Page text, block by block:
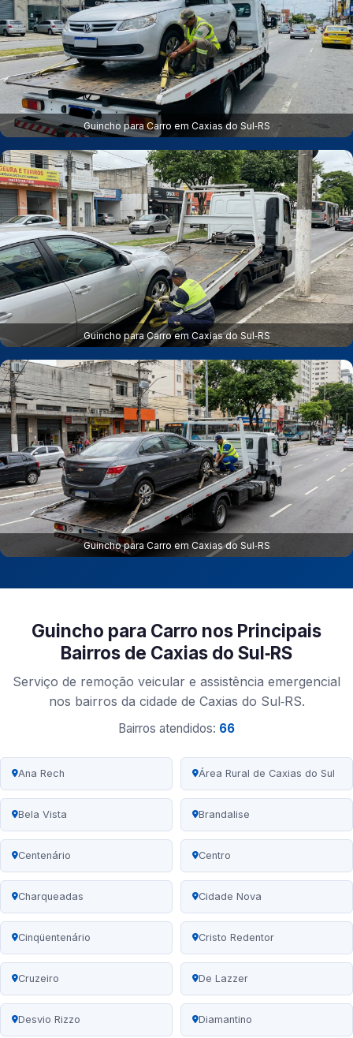
Guincho para Carro em Caxias do Sul‑RS
Guincho para Carro em Caxias do Sul‑RS
Guincho para Carro em Caxias do Sul‑RS
Guincho para Carro nos Principais
Bairros de Caxias do Sul‑RS
Serviço de remoção veicular e assistência emergencial
nos bairros da cidade de Caxias do Sul‑RS.
Bairros atendidos: 66
Ana Rech Área Rural de Caxias do Sul
Bela Vista Brandalise
Centenário Centro
Charqueadas Cidade Nova
Cinqüentenário Cristo Redentor
Cruzeiro De Lazzer
Desvio Rizzo Diamantino